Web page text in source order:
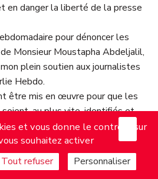
en danger la liberté de la presse
pour dénoncer les
Monsieur Moustapha Abdeljalil,
plein soutien aux journalistes
Hebdo.
être mis en œuvre pour que les
au plus vite, identifiés et
que ce geste criminel ne soit
ou de nouvelles
et vous donne le contrôle sur
souhaitez activer
Tout refuser Personnaliser